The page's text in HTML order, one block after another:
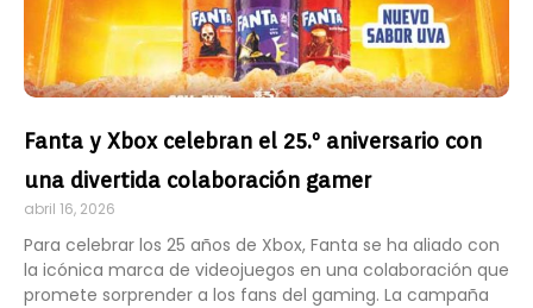
Fanta y Xbox celebran el 25.º aniversario con
una divertida colaboración gamer
abril 16, 2026
Para celebrar los 25 años de Xbox, Fanta se ha aliado con
la icónica marca de videojuegos en una colaboración que
promete sorprender a los fans del gaming. La campaña